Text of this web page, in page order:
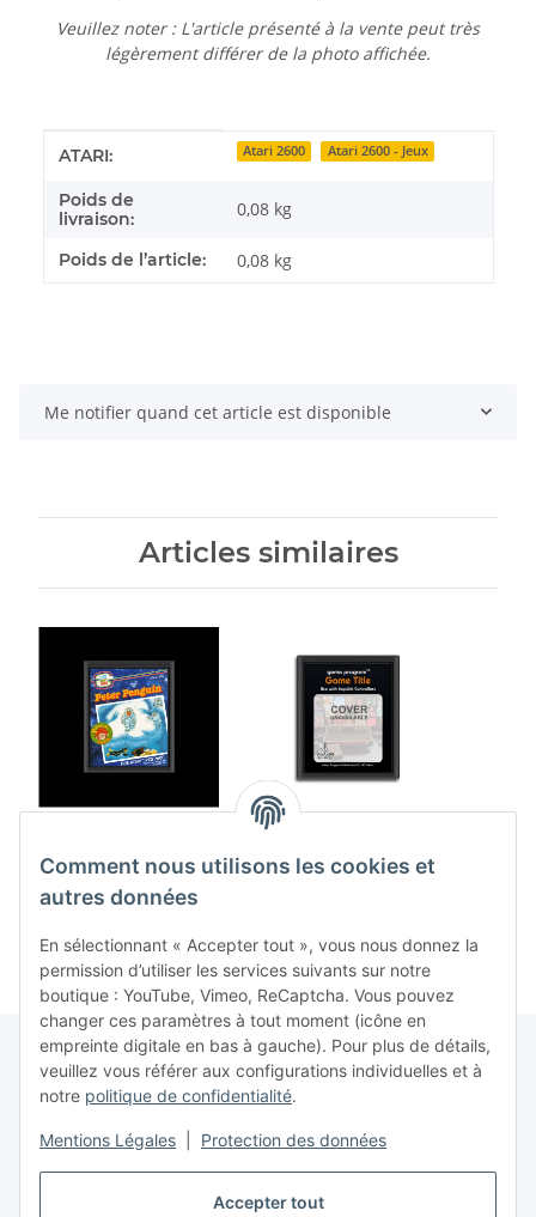
Accepter tout
Comment nous utilisons les cookies et
autres données
En sélectionnant « Accepter tout », vous nous donnez la
permission d’utiliser les services suivants sur notre
boutique : YouTube, Vimeo, ReCaptcha. Vous pouvez
changer ces paramètres à tout moment (icône en
empreinte digitale en bas à gauche). Pour plus de détails,
veuillez vous référer aux configurations individuelles et à
notre politique de confidentialité.
Mentions Légales Protection des données
Veuillez noter : L'article présenté à la vente peut très
légèrement différer de la photo affichée.
Détails de l'article
Valeur
ATARI: Atari 2600 Atari 2600 - Jeux
Poids de
livraison:
0,08 kg
Poids de l’article: 0,08 kg
Me notifier quand cet article est disponible
Articles similaires
Peter Penguin (EU)
Atari 2600
129,99 €*
Space War (EU) (loose)
2600
9,99 €*
Contrat de rétractation